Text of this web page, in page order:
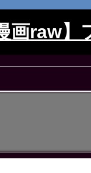
画raw】